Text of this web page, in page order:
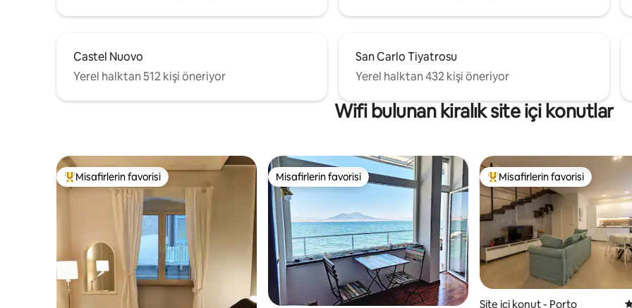
Castel Nuovo
Yerel halktan 512 kişi öneriyor
San Carlo Tiyatrosu
Yerel halktan 432 kişi öneriyor
Wifi bulunan kiralık site içi konutlar
Misafirlerin favorilerinden en beğenilenler arasında
Misafirlerin favorisi Misafirlerin favorisi
Misafirlerin favorisi Misafirlerin favorilerinden en
Misafirlerin favorisi
Site içi konut - Porto